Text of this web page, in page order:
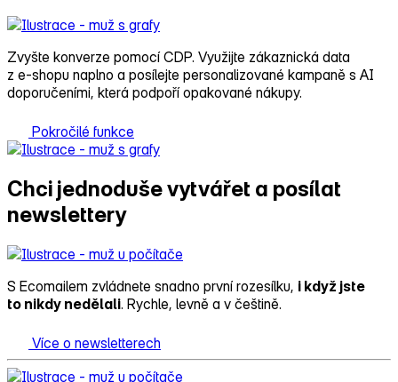
Zvyšte konverze pomocí CDP. Využijte zákaznická data
z e‑shopu naplno a posílejte personalizované kampaně s AI
doporučeními, která podpoří opakované nákupy.
Pokročilé funkce
Chci jednoduše vytvářet a posílat
newslettery
S Ecomailem zvládnete snadno první rozesílku, i když jste
to nikdy nedělali. Rychle, levně a v češtině.
Více o newsletterech